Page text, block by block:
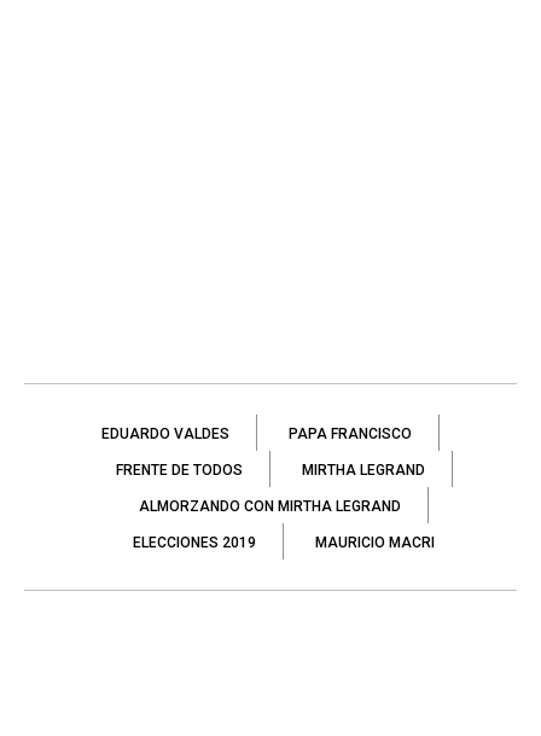
EDUARDO VALDES PAPA FRANCISCO
FRENTE DE TODOS MIRTHA LEGRAND
ALMORZANDO CON MIRTHA LEGRAND
ELECCIONES 2019 MAURICIO MACRI